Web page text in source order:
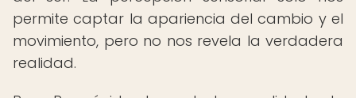
permite captar la apariencia del cambio y el
movimiento, pero no nos revela la verdadera
realidad.